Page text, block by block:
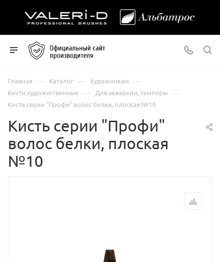
Главная — Каталог — Художникам —
Кисти художественные — Для акварели, темперы —
Кисть серии "Профи" волос белки, плоская №10
Кисть серии "Профи"
волос белки, плоская
№10